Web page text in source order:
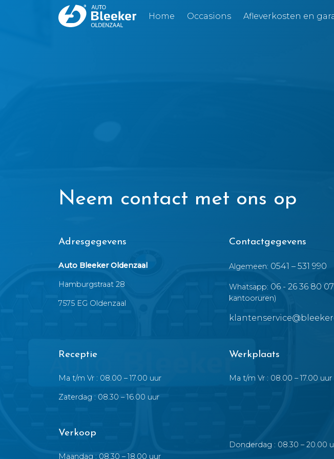
Home Occasions Afleverkosten en
Neem contact met ons op
Adresgegevens
Auto Bleeker Oldenzaal
Hamburgstraat 28
7575 EG Oldenzaal
Contactgegevens
Algemeen: 0541 – 531 990
Whatsapp: 06 - 26 36 80 07
kantooruren)
Receptie
Ma t/m Vr : 08.00 – 17.00 uur
Zaterdag : 08.30 – 16.00 uur
Werkplaats
Ma t/m Vr : 08.00 – 17.00 uur
Verkoop
Maandag : 08.30 – 18.00 uur
Donderdag : 08.30 – 20.00